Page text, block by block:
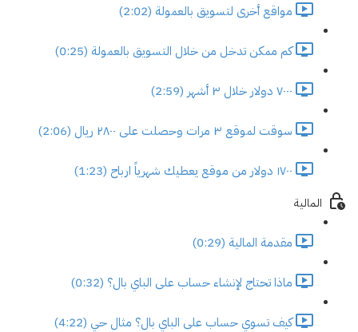
مواقع أخرى لتسويق بالعمولة (2:02)
كم ممكن تدخل من خلال التسويق بالعمولة (0:25)
٧٠٠٠ دولار خلال ٣ أشهر (2:59)
سوقت لموقع ٣ مرات وحصلت على ٢٨٠٠ ريال (2:06)
١٧٠٠ دولار من موقع يعطيك شهرياً ارباح (1:23)
المالية
مقدمة المالية (0:29)
ماذا تحتاج لإنشاء حساب على الباي بال؟ (0:32)
كيف تسوي حساب على الباي بال؟ مثال حي (4:22)